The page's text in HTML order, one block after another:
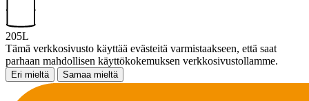
205L
Tämä verkkosivusto käyttää evästeitä varmistaakseen, että saat
parhaan mahdollisen käyttökokemuksen verkkosivustollamme.
Eri mieltä Samaa mieltä